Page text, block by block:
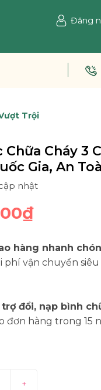
Đăng
Trội
Cháy 3
Gia, An
nhật
hàng nhanh
phí vận chuyển siêu
trợ đổi, nạp bình
đơn hàng trong 15
+